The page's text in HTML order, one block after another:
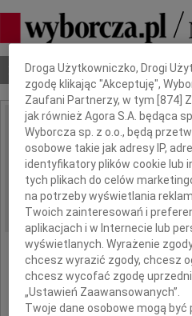
Nekrologi Odeszli Poradnik
IMIĘ I NAZWISKO:
REGION: Warszawa
DATA EMISJI: 13.05.2026
Dbamy o Twoją prywatność
Droga Użytkowniczko, Drogi
zgodę klikając "Akceptuję",
Zaufani Partnerzy, w tym [874]
jak również Agora S.A. będąca
Wyborcza sp. z o.o., będą
osobowe takie jak adresy IP,
identyfikatory plików cookie lub
tych plikach do celów
na potrzeby wyświetlania
Twoich zainteresowań i
aplikacjach i w Internecie lub
wyświetlanych. Wyrażenie
chcesz wyrazić zgody, chcesz
chcesz wycofać zgodę
„Ustawień Zaawansowanych”.
Twoje dane osobowe mogą